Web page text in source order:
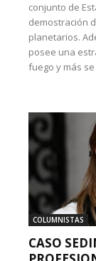
conjunto de
demostración
planetarios.
posee una
fuego y más
COLUMNISTAS
CASO